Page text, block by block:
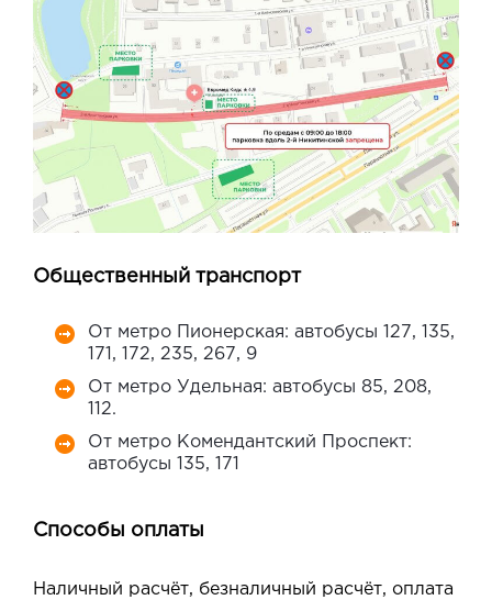
Общественный транспорт
От метро Пионерская: автобусы 127, 135,
171, 172, 235, 267, 9
От метро Удельная: автобусы 85, 208,
112.
От метро Комендантский Проспект:
автобусы 135, 171
Способы оплаты
Наличный расчёт, безналичный расчёт, оплата